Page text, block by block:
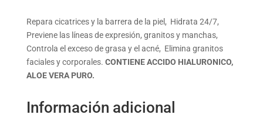
Repara cicatrices y la barrera de la piel, Hidrata 24/7,
Previene las líneas de expresión, granitos y manchas,
Controla el exceso de grasa y el acné, Elimina granitos
faciales y corporales. CONTIENE ACCIDO HIALURONICO,
ALOE VERA PURO.
Información adicional